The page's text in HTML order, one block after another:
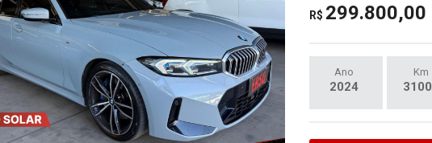
R$ 299.800,00
Ano
2024
Km